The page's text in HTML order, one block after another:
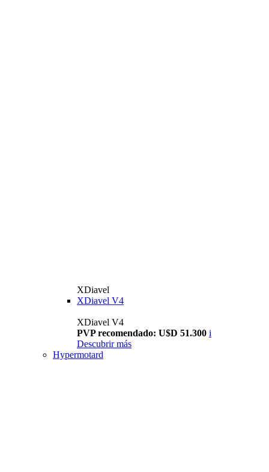
XDiavel
XDiavel V4
XDiavel V4
PVP recomendado: U$D 51.300 i
Descubrir más
Hypermotard